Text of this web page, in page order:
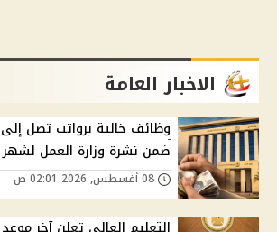
الاخبار العامة
ضمن نشرة وزارة العمل لشهر